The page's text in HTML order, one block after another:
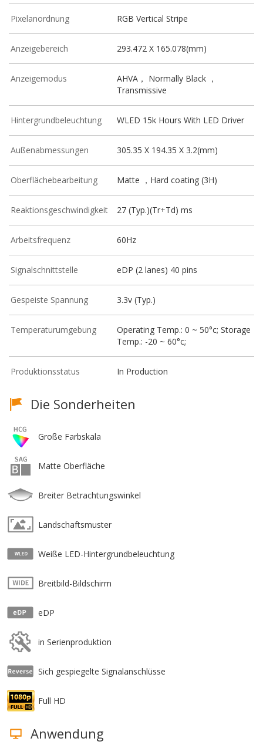
Pixelanordnung RGB Vertical Stripe
Anzeigebereich 293.472 X 165.078(mm)
Anzeigemodus
AHVA， Normally Black ，
Transmissive
Hintergrundbeleuchtung WLED 15k Hours With LED Driver
Außenabmessungen 305.35 X 194.35 X 3.2(mm)
Oberflächebearbeitung Matte ，Hard coating (3H)
Reaktionsgeschwindigkeit 27 (Typ.)(Tr+Td) ms
Arbeitsfrequenz 60Hz
Signalschnittstelle eDP (2 lanes) 40 pins
Gespeiste Spannung 3.3v (Typ.)
Temperaturumgebung
Operating Temp.: 0 ~ 50°c; Storage
Temp.: -20 ~ 60°c;
Produktionsstatus In Production
Die Sonderheiten
Große Farbskala
Matte Oberfläche
Breiter Betrachtungswinkel
Landschaftsmuster
Weiße LED-Hintergrundbeleuchtung
Breitbild-Bildschirm
eDP
in Serienproduktion
Sich gespiegelte Signalanschlüsse
Full HD
Anwendung